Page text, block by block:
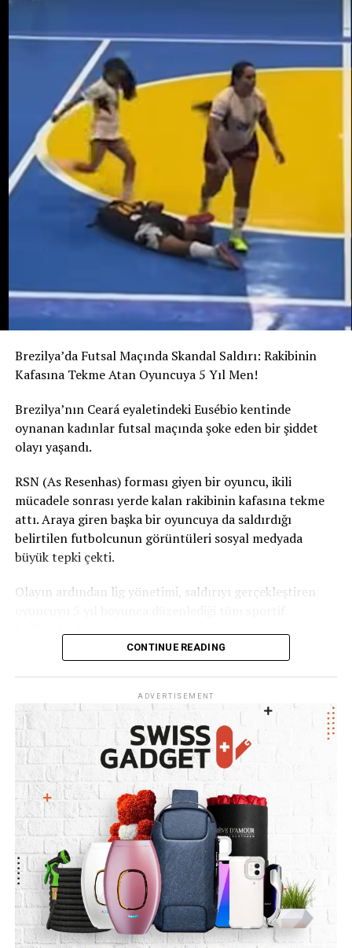
bebeği almak amacıyla işlenmiş olabileceği ihtimali
araştırılıyor. Ancak bunun henüz kanıtlanmış bir sonuç
değil, soruşturma kapsamında değerlendirilen bir ihtimal
olduğu belirtiliyor.
Ailenin açıklamasına göre Potosi bir kız çocuğu
bekliyordu. 12 Ağustos’ta dünyaya gelmesi beklenen
bebeğe “Alahia” adı verilmişti.
Maria Potosi toprağa verilirken soruşturmanın en
önemli sorusu hâlâ yanıt bekliyor: Alahia nerede ve
Brezilya’da Futsal Maçında Skandal Saldırı: Rakibinin
Kafasına Tekme Atan Oyuncuya 5 Yıl Men!
Brezilya’nın Ceará eyaletindeki Eusébio kentinde
oynanan kadınlar futsal maçında şoke eden bir şiddet
olayı yaşandı.
RSN (As Resenhas) forması giyen bir oyuncu, ikili
mücadele sonrası yerde kalan rakibinin kafasına tekme
attı. Araya giren başka bir oyuncuya da saldırdığı
belirtilen futbolcunun görüntüleri sosyal medyada
büyük tepki çekti.
Olayın ardından lig yönetimi, saldırıyı gerçekleştiren
Ceará Sivil Polisi de olayla ilgili soruşturma başlattı.
CONTINUE READING
ADVERTISEMENT